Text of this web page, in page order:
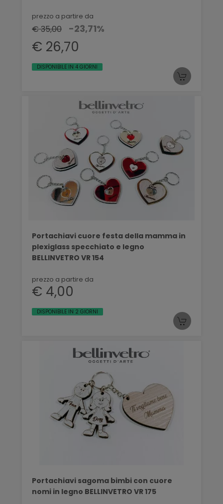
prezzo a partire da
€ 35,00 -23,71%
€ 26,70
DISPONIBILE IN 4 GIORNI
Portachiavi cuore festa della mamma in
plexiglass specchiato e legno
BELLINVETRO VR 154
prezzo a partire da
€ 4,00
DISPONIBILE IN 2 GIORNI
Portachiavi sagoma bimbi con cuore
nomi in legno BELLINVETRO VR 175